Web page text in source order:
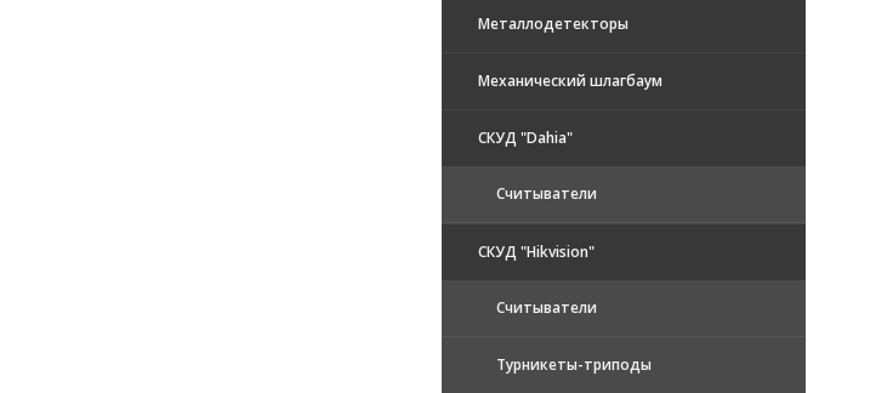
Металлодетекторы
Механический шлагбаум
СКУД "Dahia"
Считыватели
СКУД "Hikvision"
Считыватели
Турникеты-триподы